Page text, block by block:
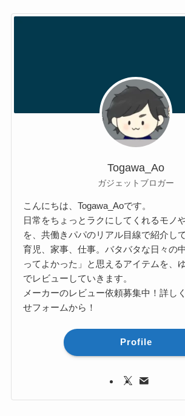
Togawa_Ao
ガジェットブロガー
こんにちは、Togawa_Aoです。
日常をちょっとラクにしてくれるモノ
を、共働きパパのリアル目線で紹介し
育児、家事、仕事。バタバタな日々の
ってよかった」と思えるアイテムを、
でレビューしていきます。
メーカーのレビュー依頼募集中！詳し
せフォームから！
Profile